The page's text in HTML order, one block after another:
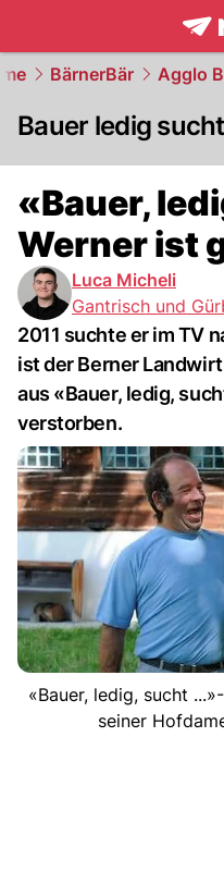
BärnerBär Agglo
Bauer ledig sucht
«Bauer,
Werner ist
Luca Micheli
Gantrisch und
2011 suchte er im TV
ist der Berner
aus «Bauer, ledig,
verstorben.
«Bauer, ledig, sucht
seiner